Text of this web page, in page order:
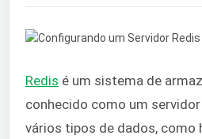
Redis é um sistema de
conhecido como um
vários tipos de dados,